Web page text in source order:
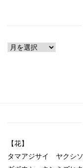
ア
【花】
タマアジサイ ヤクシ